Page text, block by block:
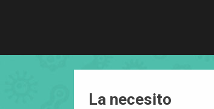
La necesito